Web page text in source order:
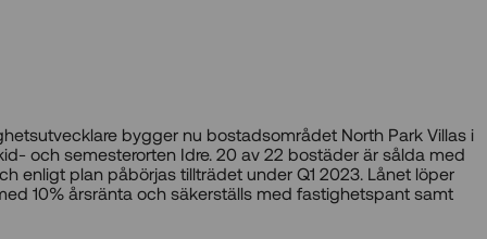
bygger nu bostadsområdet North Park Villas i
och semesterorten Idre. 20 av 22 bostäder är sålda med
enligt plan påbörjas tillträdet under Q1 2023. Lånet löper
10% årsränta och säkerställs med fastighetspant samt